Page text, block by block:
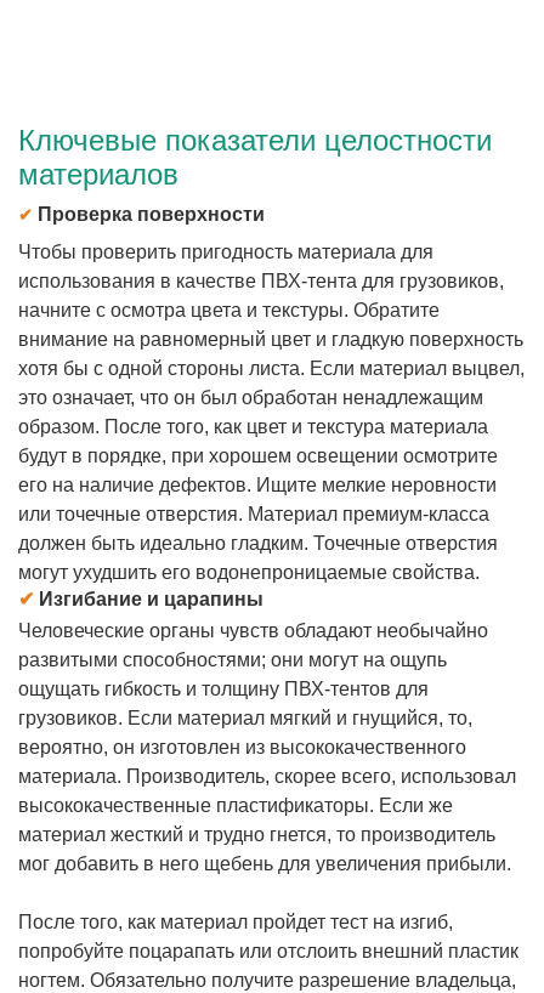
Ключевые показатели целостности
материалов
✔ Проверка поверхности
Чтобы проверить пригодность материала для
использования в качестве ПВХ-тента для грузовиков,
начните с осмотра цвета и текстуры. Обратите
внимание на равномерный цвет и гладкую поверхность
хотя бы с одной стороны листа. Если материал выцвел,
это означает, что он был обработан ненадлежащим
образом. После того, как цвет и текстура материала
будут в порядке, при хорошем освещении осмотрите
его на наличие дефектов. Ищите мелкие неровности
или точечные отверстия. Материал премиум-класса
должен быть идеально гладким. Точечные отверстия
могут ухудшить его водонепроницаемые свойства.
✔ Изгибание и царапины
Человеческие органы чувств обладают необычайно
развитыми способностями; они могут на ощупь
ощущать гибкость и толщину ПВХ-тентов для
грузовиков. Если материал мягкий и гнущийся, то,
вероятно, он изготовлен из высококачественного
материала. Производитель, скорее всего, использовал
высококачественные пластификаторы. Если же
материал жесткий и трудно гнется, то производитель
мог добавить в него щебень для увеличения прибыли.
После того, как материал пройдет тест на изгиб,
попробуйте поцарапать или отслоить внешний пластик
ногтем. Обязательно получите разрешение владельца,